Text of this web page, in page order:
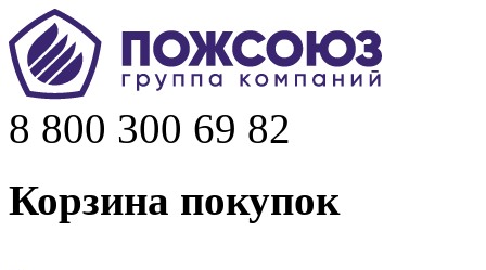
8 800 300 69 82
Корзина покупок